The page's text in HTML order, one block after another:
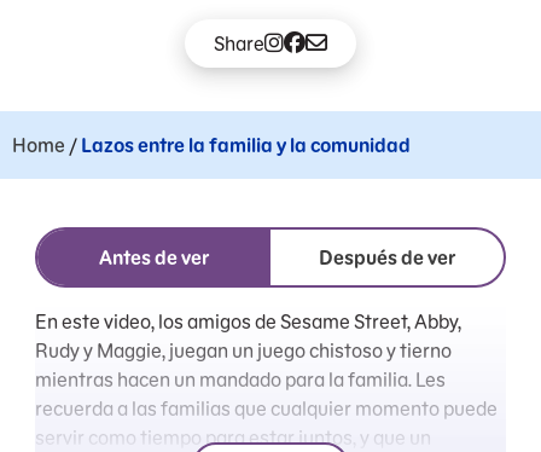
Share
Home / Lazos entre la familia y la comunidad
Antes de ver Después de ver
En este video, los amigos de Sesame Street, Abby,
Rudy y Maggie, juegan un juego chistoso y tierno
mientras hacen un mandado para la familia. Les
recuerda a las familias que cualquier momento puede
servir como tiempo para estar juntos, y que un